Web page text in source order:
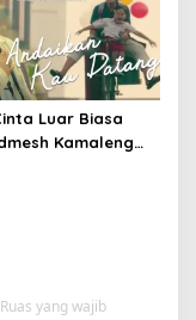
Luar Biasa
Kamaleng
Ruas yang wajib